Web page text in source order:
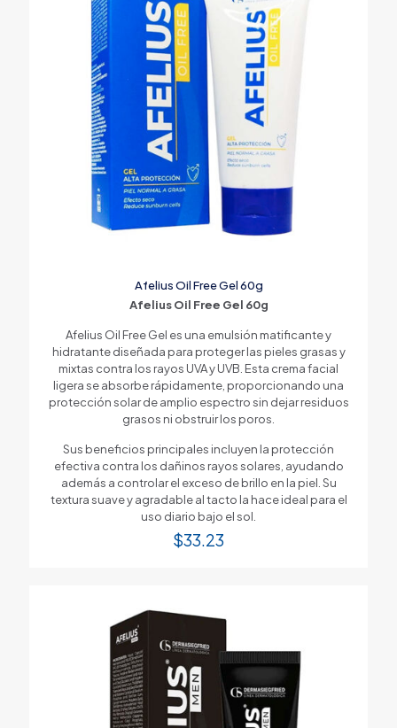
Afelius Oil Free Gel 60g
Afelius Oil Free Gel 60g
Afelius Oil Free Gel es una emulsión matificante y
hidratante diseñada para proteger las pieles grasas y
mixtas contra los rayos UVA y UVB. Esta crema facial
ligera se absorbe rápidamente, proporcionando una
protección solar de amplio espectro sin dejar residuos
grasos ni obstruir los poros.
Sus beneficios principales incluyen la protección
efectiva contra los dañinos rayos solares, ayudando
además a controlar el exceso de brillo en la piel. Su
textura suave y agradable al tacto la hace ideal para el
uso diario bajo el sol.
$33.23